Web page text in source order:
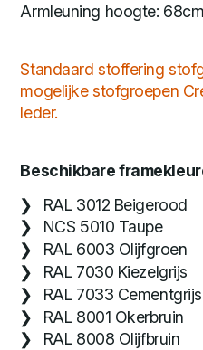
Armleuning hoogte: 68cm
Standaard stoffering
mogelijke stofgroepen
leder.
Beschikbare
RAL 3012 Beigerood
NCS 5010 Taupe
RAL 6003 Olijfgroen
RAL 7030 Kiezelgrijs
RAL 7033 Cementgrijs
RAL 8001 Okerbruin
RAL 8008 Olijfbruin